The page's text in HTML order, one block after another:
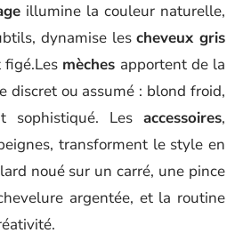
illumine la couleur naturelle,
dynamise lescheveux gris
mèches apportent de la
discret ou assumé : blond froid,
sophistiqué. Les accessoires,
transforment le style en
noué sur un carré, une pince
argentée, et la routine